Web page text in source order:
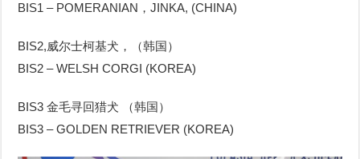
BIS1 – POMERANIAN，JINKA, (CHINA)
BIS2,威尔士柯基犬，（韩国）
BIS2 – WELSH CORGI (KOREA)
BIS3 金毛寻回猎犬 （韩国）
BIS3 – GOLDEN RETRIEVER (KOREA)